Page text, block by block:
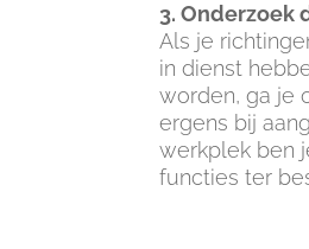
3. Onderzoek
Als je
in dienst
worden, ga je
ergens bij
werkplek ben
functies ter